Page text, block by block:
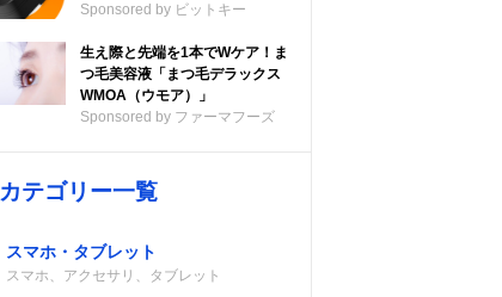
Sponsored by ビットキー
生え際と先端を1本でWケア！ま
つ毛美容液「まつ毛デラックス
WMOA（ウモア）」
Sponsored by ファーマフーズ
カテゴリー一覧
スマホ・タブレット
スマホ、アクセサリ、タブレット